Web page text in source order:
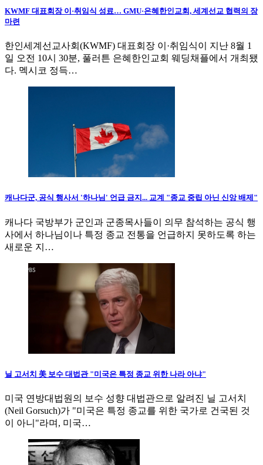
KWMF 대표회장 이·취임식 성료… GMU·은혜한인교회, 세계선교 협력의 장
마련
한인세계선교사회(KWMF) 대표회장 이·취임식이 지난 8월 1
일 오전 10시 30분, 풀러튼 은혜한인교회 웨딩채플에서 개최됐
다. 멕시코 정득…
캐나다군, 공식 행사서 '하나님' 언급 금지... 교계 "종교 중립 아닌 신앙 배제"
캐나다 국방부가 군인과 군종목사들이 의무 참석하는 공식 행
사에서 하나님이나 특정 종교 전통을 언급하지 못하도록 하는
새로운 지…
닐 고서치 美 보수 대법관 "미국은 특정 종교 위한 나라 아냐"
미국 연방대법원의 보수 성향 대법관으로 알려진 닐 고서치
(Neil Gorsuch)가 "미국은 특정 종교를 위한 국가로 건국된 것
이 아니"라며, 미국…